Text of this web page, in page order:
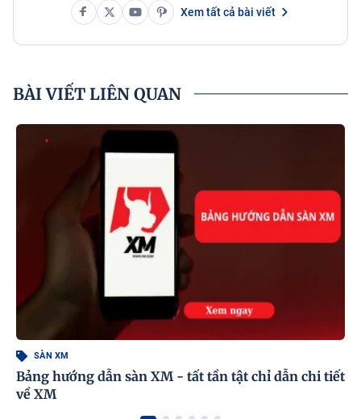
Xem tất cả bài viết
BÀI VIẾT LIÊN QUAN
SÀN XM
Bảng hướng dẫn sàn XM - tất tần tật chỉ dẫn chi tiết
về XM